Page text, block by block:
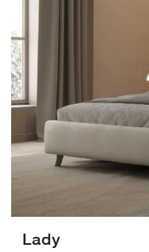
Lady